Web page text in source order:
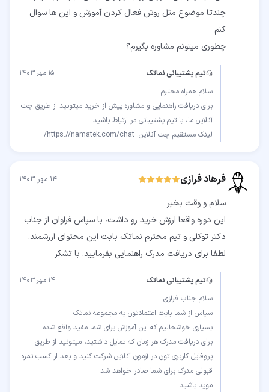
چندتا موضوع مثل روش فعال کردن آموزش و این ها سوال
چطوری میتونم مشاوره بگیرم؟
تیم پشتیبانی نماتک ۱۵ مهر ۱۴۰۳
برای دریافت راهنمایی و مشاوره پیش از خرید میتونید از طریق چت
لینک مستقیم چت آنلاین: https://namatek.com/chat/
فرهاد فرازی ۱۴ مهر ۱۴۰۳
این دوره واقعا ارزش خرید رو داشت، با سپاس فراوان از جناب
دکتر توکلی و تیم محترم نماتک بابت این محتوای ارزشمند.
لطفا برای دریافت مدرک راهنمایی بفرمایید. با تشکر
تیم پشتیبانی نماتک ۱۴ مهر ۱۴۰۳
برای دریافت مدرک هر زمان که تمایل داشتید، میتونید از طریق
پروفایل کاربری تون در آزمون آنلاین شرکت کنید و بعد از کسب نمره
موید باشید